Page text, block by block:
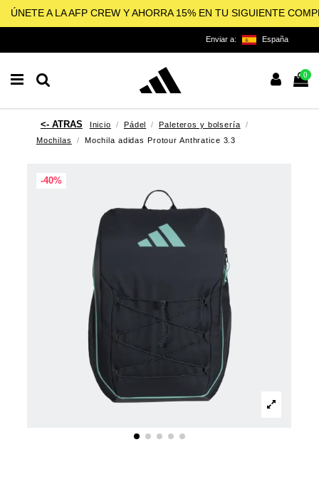
ÚNETE A LA AFP CREW Y AHORRA 15% EN TU SIGUIENTE
Enviar a: España
0
Inicio Pádel
Paleteros y bolsería
Mochilas
Mochila adidas Protour Anthratice 3.3
-40%